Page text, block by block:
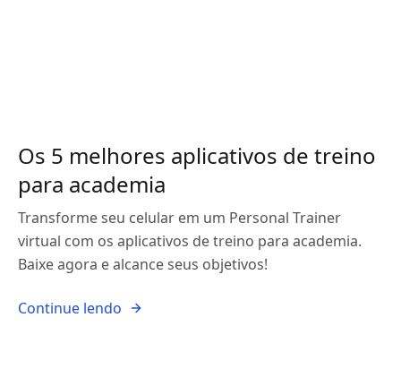
Os 5 melhores aplicativos de treino
para academia
Transforme seu celular em um Personal Trainer
virtual com os aplicativos de treino para academia.
Baixe agora e alcance seus objetivos!
Continue lendo